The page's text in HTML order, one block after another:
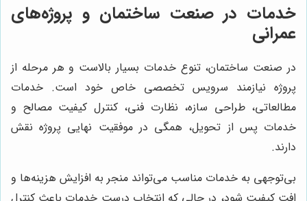
خدمات در صنعت ساختمان و پروژه‌های
عمرانی
در صنعت ساختمان، تنوع خدمات بسیار بالاست و هر مرحله از
پروژه نیازمند سرویس تخصصی خاص خود است. خدمات
مطالعاتی، طراحی سازه، نظارت فنی، کنترل کیفیت مصالح و
خدمات پس از تحویل، همگی در موفقیت نهایی پروژه نقش
دارند.
بی‌توجهی به خدمات مناسب می‌تواند منجر به افزایش هزینه‌ها و